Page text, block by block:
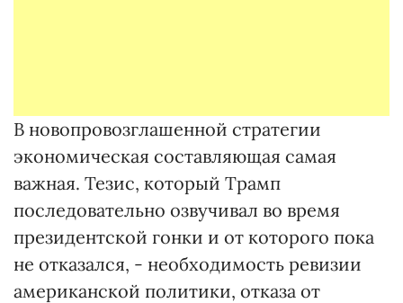
В новопровозглашенной стратегии
экономическая составляющая самая
важная. Тезис, который Трамп
последовательно озвучивал во время
президентской гонки и от которого пока
не отказался, - необходимость ревизии
американской политики, отказа от